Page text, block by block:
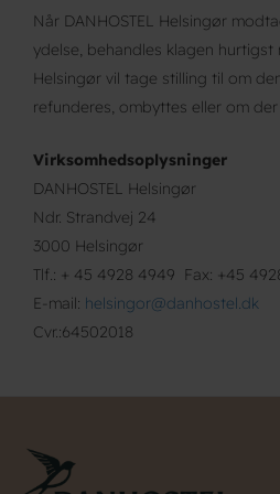
Når DANHOSTEL Helsingør
ydelse, behandles klagen hurtigst
Helsingør vil tage stilling til om
refunderes, ombyttes eller om
Virksomhedsoplysninger
DANHOSTEL Helsingør
Ndr. Strandvej 24
3000 Helsingør
Tlf.: + 45 4928 4949 Fax: +45
E-mail: helsingor@danhostel.dk
Cvr.:64502018